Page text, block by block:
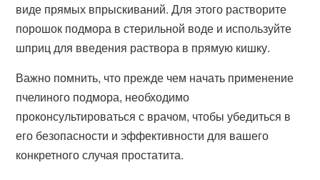
виде прямых впрыскиваний. Для этого растворите
порошок подмора в стерильной воде и используйте
шприц для введения раствора в прямую кишку.
Важно помнить, что прежде чем начать применение
пчелиного подмора, необходимо
проконсультироваться с врачом, чтобы убедиться в
его безопасности и эффективности для вашего
конкретного случая простатита.